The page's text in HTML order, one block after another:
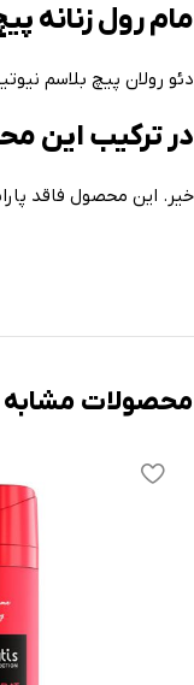
مام رول زنانه
دئو رولان پیچ بلاسم نیوتیس
در ترکیب این
خیر. این محصول فاقد
محصولات مشابه